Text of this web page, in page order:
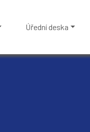
Úřední deska